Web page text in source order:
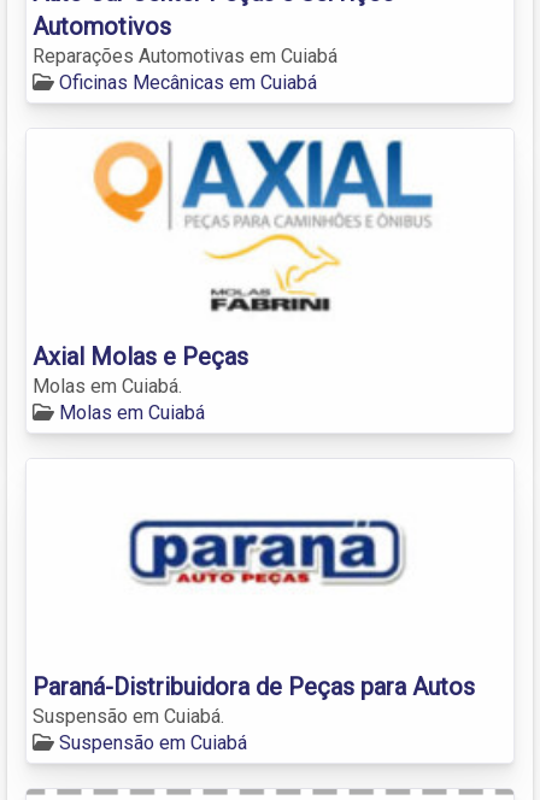
Automotivos
Reparações Automotivas em Cuiabá
Oficinas Mecânicas em Cuiabá
Axial Molas e Peças
Molas em Cuiabá.
Molas em Cuiabá
Paraná-Distribuidora de Peças para Autos
Suspensão em Cuiabá.
Suspensão em Cuiabá